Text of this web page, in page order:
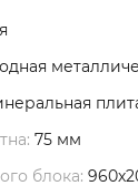
75 мм
блока: